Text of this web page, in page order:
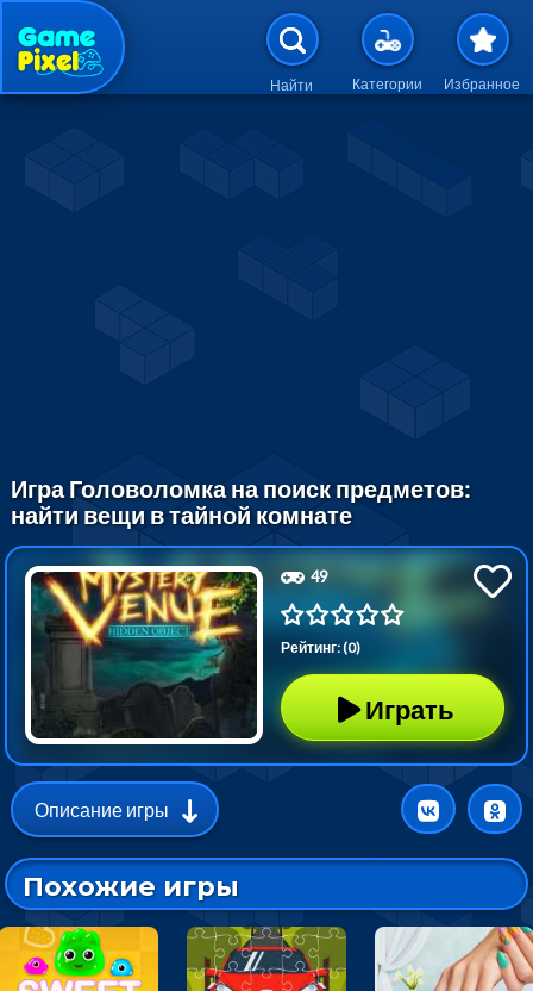
Перейти к основному
Найти Категории Избранное
Игра Головоломка на поиск предметов:
найти вещи в тайной комнате
49
Рейтинг: (0)
Играть
Описание игры
Похожие игры